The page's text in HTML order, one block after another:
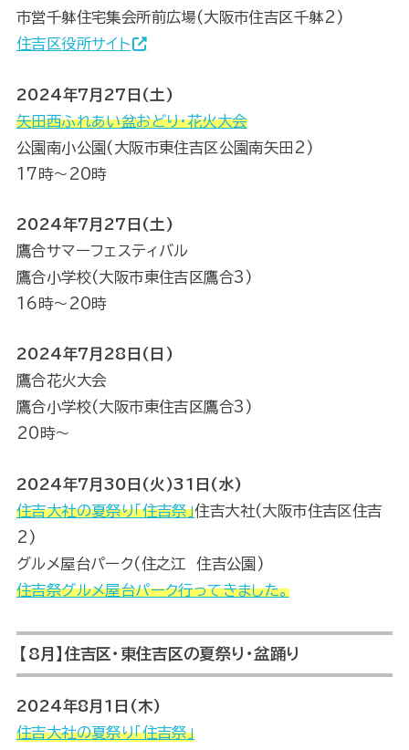
市営千躰住宅集会所前広場(大阪市住吉区千躰2)
住吉区役所サイト
2024年7月27日(土)
矢田西ふれあい盆おどり・花火大会
公園南小公園(大阪市東住吉区公園南矢田2)
17時〜20時
2024年7月27日(土)
鷹合サマーフェスティバル
鷹合小学校(大阪市東住吉区鷹合3)
16時〜20時
2024年7月28日(日)
鷹合花火大会
鷹合小学校(大阪市東住吉区鷹合3)
20時～
2024年7月30日(火)31日(水)
住吉大社の夏祭り「住吉祭」住吉大社(大阪市住吉区住吉
2)
グルメ屋台パーク(住之江 住吉公園)
住吉祭グルメ屋台パーク行ってきました。
【8月】住吉区・東住吉区の夏祭り・盆踊り
2024年8月1日(木)
住吉大社の夏祭り「住吉祭」